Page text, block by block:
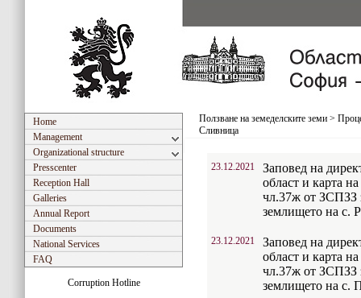
Home
Management
Organizational structure
Presscenter
Reception Hall
Galleries
Annual Report
Documents
National Services
FAQ
Corruption Hotline
Ползване на земеделските земи >
Сливница
23.12.2021
Заповед на
област и карта
чл.37ж от ЗСПЗЗ
землището на с.
23.12.2021
Заповед на
област и карта
чл.37ж от ЗСПЗЗ
землището на с.